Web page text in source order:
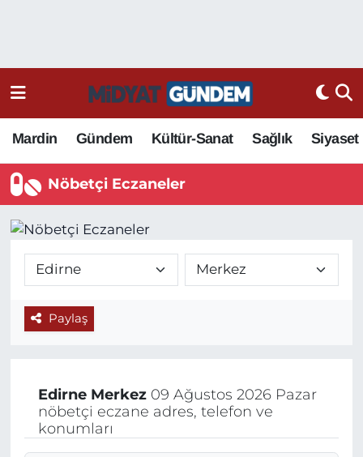
Mardin Gündem Kültür-Sanat Sağlık Siyaset
Nöbetçi Eczaneler
Paylaş
Edirne Merkez09 Ağustos 2026 Pazar
nöbetçi eczane adres, telefon ve
konumları